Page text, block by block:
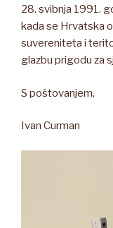
28. svibnja 1991.
kada se Hrvatska
suvereniteta i
glazbu prigodu za
S poštovanjem,
Ivan Curman